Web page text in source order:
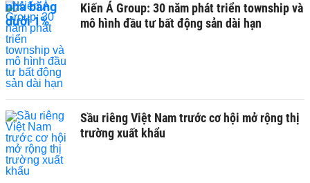
Kiến Á Group: 30 năm phát triển township và
mô hình đầu tư bất động sản dài hạn
Sầu riêng Việt Nam trước cơ hội mở rộng thị
trường xuất khẩu